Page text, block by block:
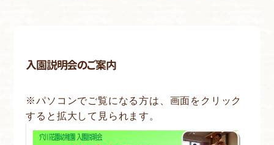
入園説明会のご案内
※パソコンでご覧になる方は、画面をクリック
すると拡大して見られます。